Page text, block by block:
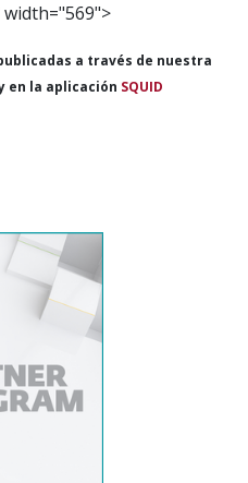
a través de nuestra
en la aplicación SQUID